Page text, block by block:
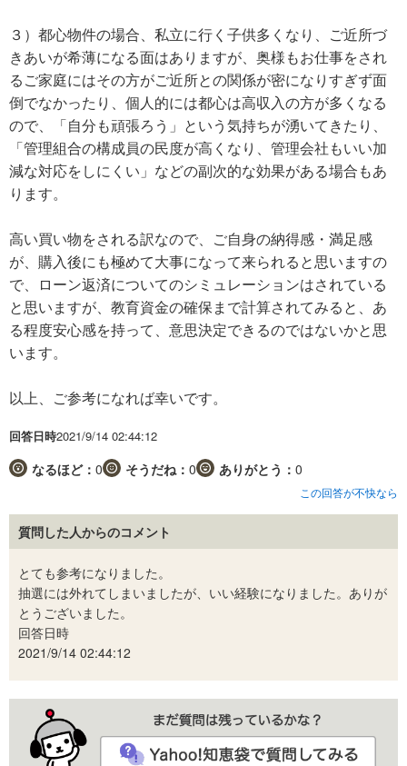
３）都心物件の場合、私立に行く子供多くなり、ご近所づ
きあいが希薄になる面はありますが、奥様もお仕事をされ
るご家庭にはその方がご近所との関係が密になりすぎず面
倒でなかったり、個人的には都心は高収入の方が多くなる
ので、「自分も頑張ろう」という気持ちが湧いてきたり、
「管理組合の構成員の民度が高くなり、管理会社もいい加
減な対応をしにくい」などの副次的な効果がある場合もあ
ります。
高い買い物をされる訳なので、ご自身の納得感・満足感
が、購入後にも極めて大事になって来られると思いますの
で、ローン返済についてのシミュレーションはされている
と思いますが、教育資金の確保まで計算されてみると、あ
る程度安心感を持って、意思決定できるのではないかと思
います。
以上、ご参考になれば幸いです。
回答日時2021/9/14 02:44:12
なるほど： 0 そうだね： 0 ありがとう： 0
この回答が不快なら
質問した人からのコメント
とても参考になりました。
抽選には外れてしまいましたが、いい経験になりました。ありが
とうございました。
回答日時
2021/9/14 02:44:12